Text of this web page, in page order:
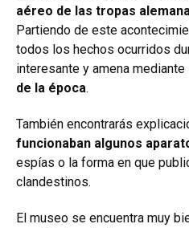
aéreo de las tropas
Partiendo de este
todos los hechos ocurridos
interesante y amena mediante
de la época.
También encontrarás
funcionaban algunos
espías o la forma en que
clandestinos.
El museo se encuentra muy